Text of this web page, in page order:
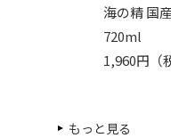
海の精 国
720ml
1,960円（
もっと見る